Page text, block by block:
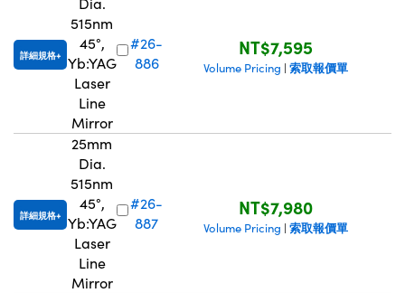
詳細規格
515nm
45°,
Yb:YAG
Laser
Line
Mirror
#26-
886
NT$7,595
Volume Pricing | 索取報價單
詳細規格
25mm
Dia.
515nm
45°,
Yb:YAG
Laser
Line
Mirror
#26-
887
NT$7,980
Volume Pricing | 索取報價單